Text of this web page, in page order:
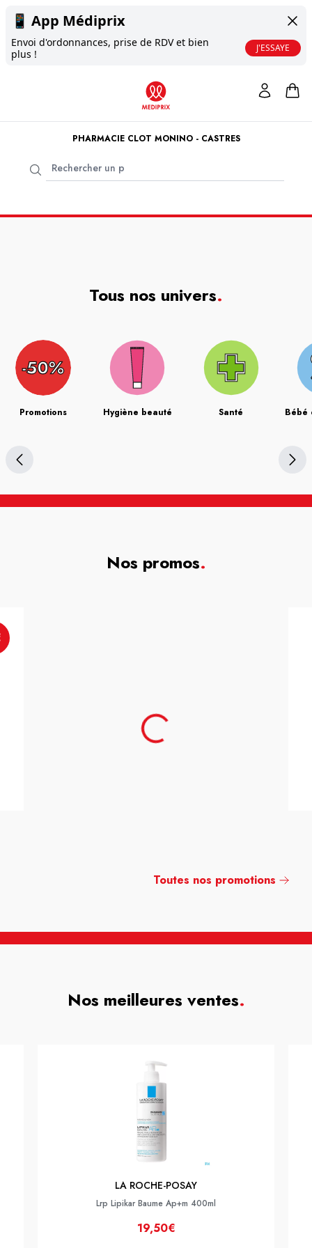
📱 App Médiprix
Envoi d'ordonnances, prise de RDV et bien
plus !
J'ESSAYE
PHARMACIE CLOT MONINO - CASTRES
Tous nos univers.
Promotions Hygiène beauté Santé Bébé
Nos promos.
Toutes nos promotions
Nos meilleures ventes.
LA ROCHE-POSAY
Lrp Lipikar Baume Ap+m 400ml
19,50€